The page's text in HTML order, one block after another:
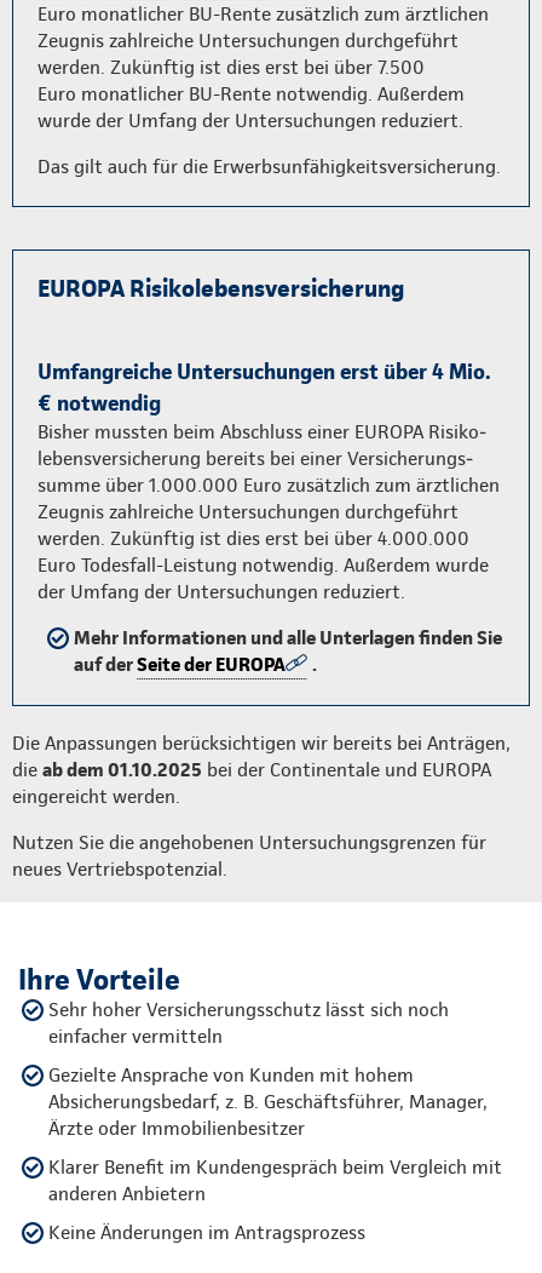
Euro monatlicher BU-Rente zusätzlich zum ärztlichen
Zeugnis zahl­reiche Unter­suchungen durch­geführt
werden. Zukünftig ist dies erst bei über 7.500
Euro monatlicher BU-Rente notwendig. Außerdem
wurde der Umfang der Unter­suchungen reduziert.
Das gilt auch für die Erwerbsunfähigkeitsversicherung.
EUROPA Risikolebensversicherung
Umfangreiche Untersuchungen erst über 4 Mio.
€ notwendig
Bisher mussten beim Abschluss einer EUROPA Risiko­
lebens­versicherung bereits bei einer Versicherungs­
summe über 1.000.000 Euro zusätzlich zum ärztlichen
Zeugnis zahl­reiche Unter­suchungen durch­geführt
werden. Zukünftig ist dies erst bei über 4.000.000
Euro Todesfall-Leistung notwendig. Außerdem wurde
der Umfang der Unter­suchungen reduziert.
Mehr Informationen und alle Unterlagen finden Sie
auf derSeite der EUROPA .
Die Anpassungen berücksichtigen wir bereits bei Anträgen,
die ab dem 01.10.2025 bei der Continentale und EUROPA
eingereicht werden.
Nutzen Sie die angehobenen Untersuchungsgrenzen für
neues Vertriebspotenzial.
Ihre Vorteile
Sehr hoher Versicherungsschutz lässt sich noch
einfacher vermitteln
Gezielte Ansprache von Kunden mit hohem
Absicherungsbedarf, z. B. Geschäftsführer, Manager,
Ärzte oder Immobilienbesitzer
Klarer Benefit im Kundengespräch beim Vergleich mit
anderen Anbietern
Keine Änderungen im Antragsprozess